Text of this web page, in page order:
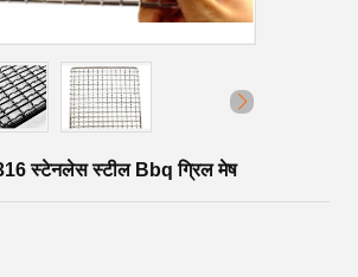
स्टेनलेस स्टील Bbq ग्रिल मेष